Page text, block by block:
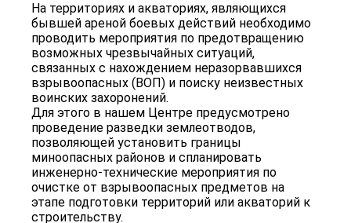
На территориях и акваториях, являющихся
бывшей ареной боевых действий необходимо
проводить мероприятия по предотвращению
возможных чрезвычайных ситуаций,
связанных с нахождением неразорвавшихся
взрывоопасных (ВОП) и поиску неизвестных
воинских захоронений.
Для этого в нашем Центре предусмотрено
проведение разведки землеотводов,
позволяющей установить границы
миноопасных районов и спланировать
инженерно-технические мероприятия по
очистке от взрывоопасных предметов на
этапе подготовки территорий или акваторий к
строительству.